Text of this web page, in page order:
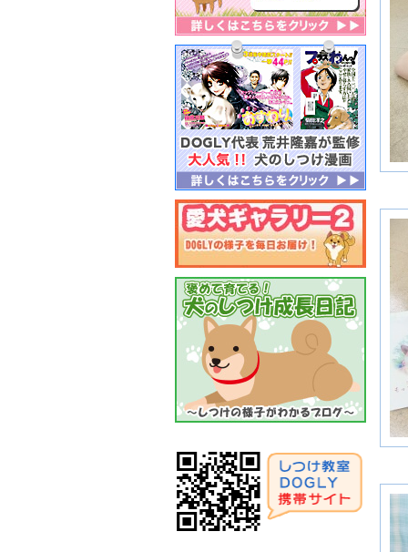
月
２
月
２
月
２
２
２
月
２
月
２
月
月
月